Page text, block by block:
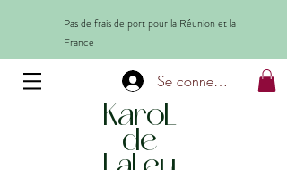
Pas de frais de port pour la Réunion et la
France
Se connecter
KaroL
de